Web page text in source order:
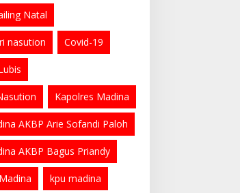
Natal
nasution Covid-19
Kapolres Madina
AKBP Arie Sofandi Paloh
AKBP Bagus Priandy
kpu madina